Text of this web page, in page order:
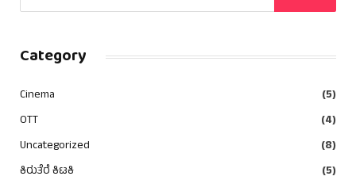
Category
Cinema
(5)
OTT
(4)
Uncategorized
(8)
ಕಿರುತೆರೆ ಕಿಟಕಿ
(5)